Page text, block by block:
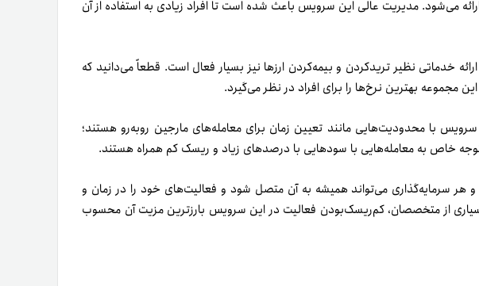
می‌شود. مدیریت عالی این سرویس باعث شده است تا افراد زیادی به استفاده از آن
خدماتی نظیر ترید‌کردن و بیمه‌کردن ارزها نیز بسیار فعال است. قطعاً می‌دانید که
مجموعه بهترین نرخ‌ها را برای افراد در نظر می‌گیرد.
سرویس با محدودیت‌هایی مانند تعیین زمان برای معامله‌های مارجین روبه‌رو هستند؛
خاص به معامله‌هایی با سودهایی با درصدهای زیاد و ریسک کم همراه هستند.
دارد و هر سرمایه‌گذاری می‌تواند همیشه به آن متصل شود و فعالیت‌های خود را در زمان و
از متخصصان، کم‌ریسک‌بودن فعالیت در این سرویس بارزترین مزیت آن محسوب